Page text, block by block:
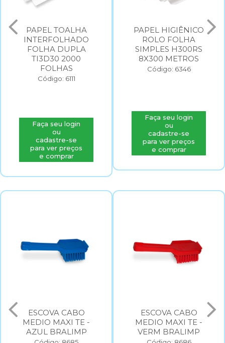
PAPEL TOALHA
INTERFOLHADO
FOLHA DUPLA
TI3D30 2000
FOLHAS
Código: 6111
Faça seu login
ou
cadastre-se
para ver preços
e comprar
PAPEL HIGIÊNICO
ROLO FOLHA
SIMPLES H300RS
8X300 METROS
Código: 6346
Faça seu login
ou
cadastre-se
para ver preços
e comprar
ESCOVA CABO
MEDIO MAXI TE -
AZUL BRALIMP
ESCOVA CABO
MEDIO MAXI TE -
VERM BRALIMP